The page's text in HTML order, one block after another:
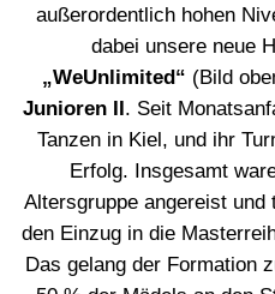
außerordentlich hohen
dabei unsere neue
„WeUnlimited“ (Bild
Junioren II. Seit
Tanzen in Kiel, und ihr
Erfolg. Insgesamt
Altersgruppe angereist und
den Einzug in die
Das gelang der Formation